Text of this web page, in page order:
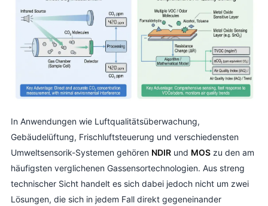
In Anwendungen wie Luftqualitätsüberwachung,
Gebäudelüftung, Frischluftsteuerung und verschiedensten
Umweltsensorik-Systemen gehören NDIRund MOSzu den am
häufigsten verglichenen Gassensortechnologien. Aus streng
technischer Sicht handelt es sich dabei jedoch nicht um zwei
Lösungen, die sich in jedem Fall direkt gegeneinander